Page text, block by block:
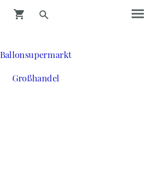
Ballonsupermarkt
Großhandel